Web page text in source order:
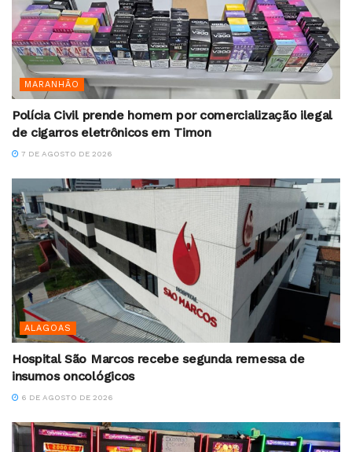
MARANHÃO
Polícia Civil prende homem por comercialização ilegal
de cigarros eletrônicos em Timon
7 DE AGOSTO DE 2026
ALAGOAS
Hospital São Marcos recebe segunda remessa de
insumos oncológicos
6 DE AGOSTO DE 2026